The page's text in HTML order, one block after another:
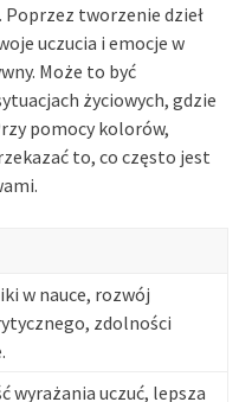
. Poprzez tworzenie dzieł
uczucia i emocje w
Może to być
życiowych, gdzie
pomocy kolorów,
to, co często jest
w nauce, rozwój
zdolności
wyrażania uczuć, lepsza